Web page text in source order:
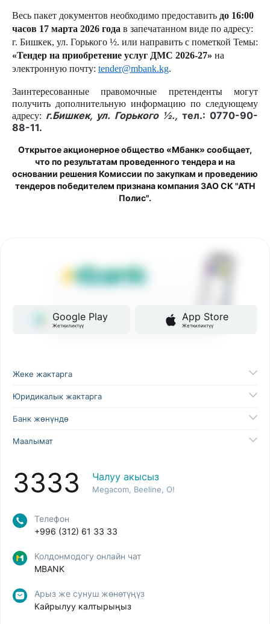
Весь пакет документов необходимо предоставить до 16:00
часов 17 марта 2026 года в запечатанном виде по адресу:
г. Бишкек, ул. Горького ½. или направить с пометкой Темы:
«Тендер на приобретение услуг ДМС 2026-27» на
электронную почту: tender@mbank.kg.
Заинтересованные правомочные претенденты могут
получить дополнительную информацию по следующему
адресу: г.Бишкек, ул. Горького ½., тел.: 0770-90-
88-11.
Открытое акционерное общество «Мбанк» сообщает,
что по результатам проведенного тендера и на
основании решения Комиссии по закупкам и проведению
тендеров победителем признана компания ЗАО СК "АТН
Полис".
Google Play
Жеткиликтүү
App Store
Жеткиликтүү
Жеке жактарга
Юридикалык жактарга
Банк жөнүндө
Маалымат
3333 Чалуу акысыз
Megacom, Beeline, O!
Телефон
+996 (312) 61 33 33
Колдонмодогу онлайн чат
MBANK
Арыз же сунуш жөнөтүңүз
Кайрылуу калтырыңыз